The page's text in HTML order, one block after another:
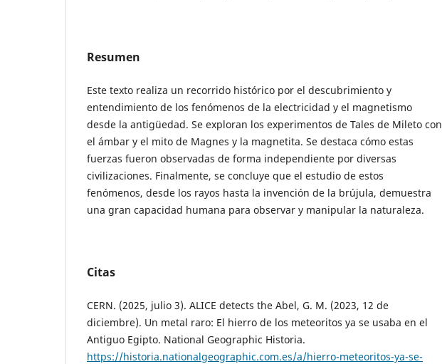
Resumen
Este texto realiza un recorrido histórico por el descubrimiento y
entendimiento de los fenómenos de la electricidad y el magnetismo
desde la antigüedad. Se exploran los experimentos de Tales de Mileto con
el ámbar y el mito de Magnes y la magnetita. Se destaca cómo estas
fuerzas fueron observadas de forma independiente por diversas
civilizaciones. Finalmente, se concluye que el estudio de estos
fenómenos, desde los rayos hasta la invención de la brújula, demuestra
una gran capacidad humana para observar y manipular la naturaleza.
Citas
CERN. (2025, julio 3). ALICE detects the Abel, G. M. (2023, 12 de
diciembre). Un metal raro: El hierro de los meteoritos ya se usaba en el
Antiguo Egipto. National Geographic Historia.
https://historia.nationalgeographic.com.es/a/hierro-meteoritos-ya-se-